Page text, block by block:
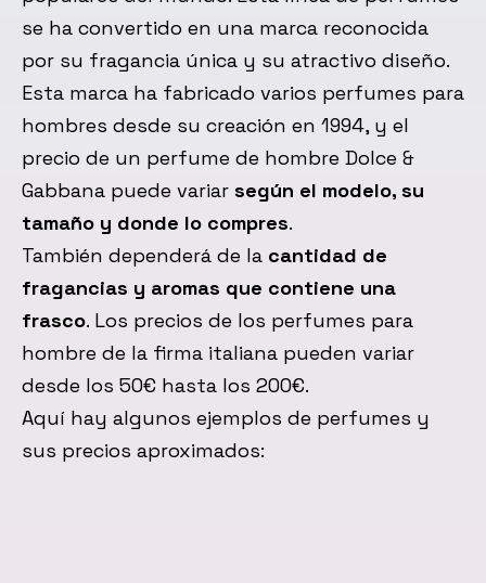
se ha convertido en una marca reconocida
por su fragancia única y su atractivo diseño.
Esta marca ha fabricado varios perfumes para
hombres desde su creación en 1994, y el
precio de un perfume de hombre Dolce &
Gabbana puede variar según el modelo, su
tamaño y donde lo compres.
También dependerá de la cantidad de
fragancias y aromas que contiene una
frasco. Los precios de los perfumes para
hombre de la firma italiana pueden variar
desde los 50€ hasta los 200€.
Aquí hay algunos ejemplos de perfumes y
sus precios aproximados: